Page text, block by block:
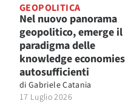
GEOPOLITICA
Nel nuovo panorama
geopolitico, emerge il
paradigma delle
knowledge economies
autosufficienti
di Gabriele Catania
17 Luglio 2026